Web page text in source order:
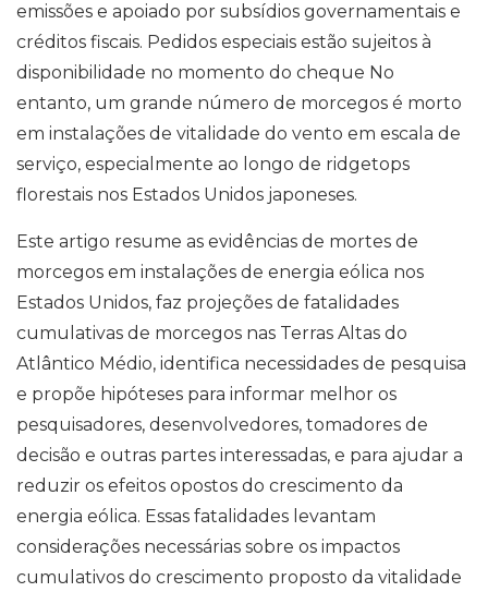
emissões e apoiado por subsídios governamentais e
créditos fiscais. Pedidos especiais estão sujeitos à
disponibilidade no momento do cheque No
entanto, um grande número de morcegos é morto
em instalações de vitalidade do vento em escala de
serviço, especialmente ao longo de ridgetops
florestais nos Estados Unidos japoneses.
Este artigo resume as evidências de mortes de
morcegos em instalações de energia eólica nos
Estados Unidos, faz projeções de fatalidades
cumulativas de morcegos nas Terras Altas do
Atlântico Médio, identifica necessidades de pesquisa
e propõe hipóteses para informar melhor os
pesquisadores, desenvolvedores, tomadores de
decisão e outras partes interessadas, e para ajudar a
reduzir os efeitos opostos do crescimento da
energia eólica. Essas fatalidades levantam
considerações necessárias sobre os impactos
cumulativos do crescimento proposto da vitalidade